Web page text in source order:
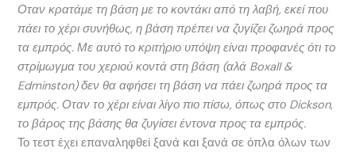
Οταν κρατάμε τη βάση με το κοντάκι από τη λαβή, εκεί που
πάει το χέρι συνήθως, η βάση πρέπει να ζυγίζει ζωηρά προς
τα εμπρός. Με αυτό το κριτήριο υπόψη είναι προφανές ότι το
στρίμωγμα του χεριού κοντά στη βάση (αλά Boxall &
Edminston) δεν θα αφήσει τη βάση να πάει ζωηρά προς τα
εμπρός. Οταν το χέρι είναι λίγο πιο πίσω, όπως στο Dickson,
το βάρος της βάσης θα ζυγίσει έντονα προς τα εμπρός.
Το τεστ έχει επαναληφθεί ξανά και ξανά σε όπλα όλων των